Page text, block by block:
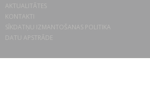
AKTUALITĀTES
KONTAKTI
SĪKDATŅU IZMANTOŠANAS POLITIKA
DATU APSTRĀDE